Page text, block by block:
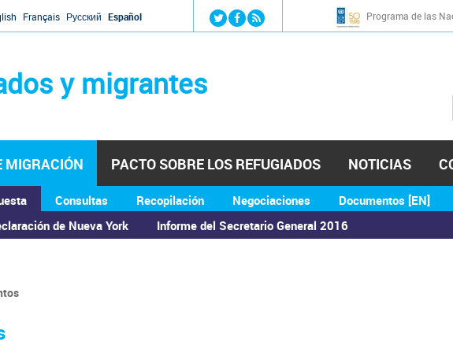
Jump to navigation
Français Русский Español Programa de las
y migrantes
MIGRACIÓN
de Nueva York Informe del Secretario General 2016
Consultas Recopilación Negociaciones Documentos [EN]
PACTO SOBRE LOS REFUGIADOS NOTICIAS